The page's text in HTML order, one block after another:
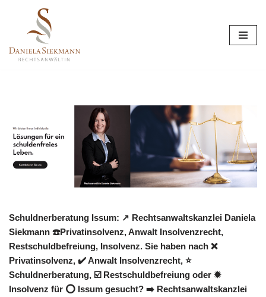
Inhalt
springen
Schuldnerberatung Issum: ↗️ Rechtsanwaltskanzlei Daniela
Siekmann ☎️Privatinsolvenz, Anwalt Insolvenzrecht,
Restschuldbefreiung, Insolvenz. Sie haben nach ❌
Privatinsolvenz, ✔️ Anwalt Insolvenzrecht, ⭐
Schuldnerberatung, ☑️ Restschuldbefreiung oder ✹
Insolvenz für ⭕ Issum gesucht? ➡️ Rechtsanwaltskanzlei